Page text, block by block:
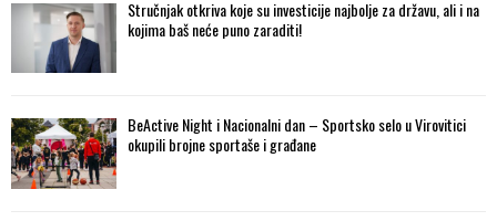
Stručnjak otkriva koje su investicije najbolje za državu, ali i na
kojima baš neće puno zaraditi!
BeActive Night i Nacionalni dan – Sportsko selo u Virovitici
okupili brojne sportaše i građane